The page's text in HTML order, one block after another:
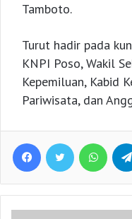
Tamboto.
Turut hadir pada
KNPI Poso, Wakil
Kepemiluan, Kabid
Pariwisata, dan
Facebook Twitter